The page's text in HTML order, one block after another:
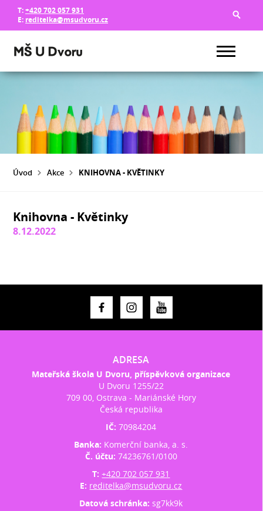
T:+420 702 057 931
E: reditelka@msudvoru.cz
Úvod Akce KNIHOVNA - KVĚTINKY
Knihovna - Květinky
8.12.2022
ADRESA
Mateřská škola U Dvoru, příspěvková organizace
U Dvoru 1255/22
709 00, Ostrava - Mariánské Hory
Česká republika
IČ:70984204
Banka: Komerční banka, a. s.
Č. účtu: 74236761/0100
T:+420 702 057 931
E: reditelka@msudvoru.cz
Datová schránka:sg7kk9k